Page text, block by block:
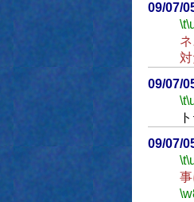
09/07/
\t
対
09/07/
\t
09/07/
\t
事